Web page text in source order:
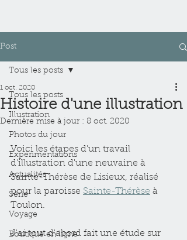
Post
Tous les posts
Illustration
Photos du jour
Expérimentations
Actualités
Série
Voyage
Boutique en ligne
Tous les posts
Histoire d'une illustration
1 oct. 2020
Dernière mise à jour : 8 oct. 2020
Voici les étapes d'un travail
d'illustration d'une neuvaine à
Sainte-Thérèse de Lisieux, réalisé
pour la paroisse Sainte-Thérèse à
Toulon.
J'ai tout d'abord fait une étude sur